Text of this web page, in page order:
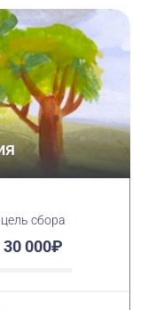
цель сбора
30 000₽